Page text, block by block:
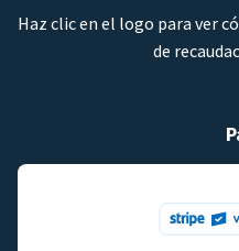
Haz clic en el logo para ver
de